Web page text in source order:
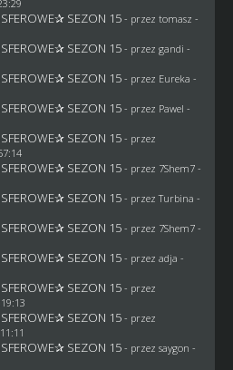
SEZON 15 - przez tomasz -
SEZON 15 - przez gandi -
SEZON 15 - przez Eureka -
SEZON 15 - przez Pawel -
SEZON 15 - przez
SEZON 15 - przez 7Shem7-
SEZON 15 - przez Turbina -
SEZON 15 - przez 7Shem7-
SEZON 15 - przez adja -
SEZON 15 - przez
SEZON 15 - przez
SEZON 15 - przez saygon -